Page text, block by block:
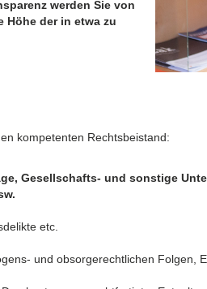
werden Sie von
der in etwa zu
kompetenten Rechtsbeistand:
Gesellschafts- und sonstige
etc.
und obsorgerechtlichen Folgen,